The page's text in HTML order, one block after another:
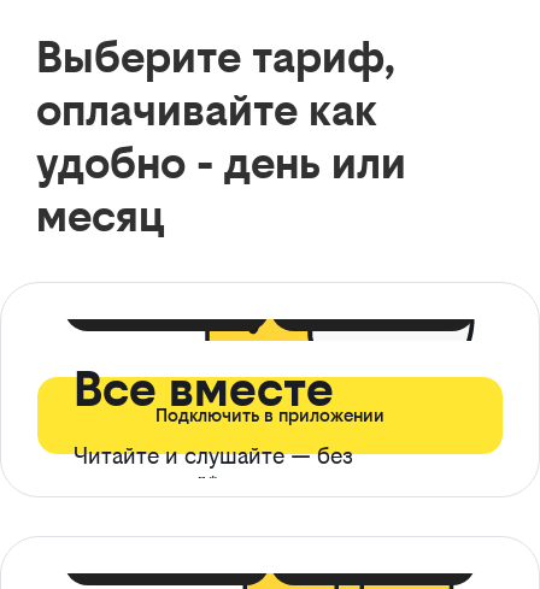
Выберите тариф,
оплачивайте как
удобно - день или
месяц
Все вместе
Читайте и слушайте — без
ограничений*
Подключить в приложении